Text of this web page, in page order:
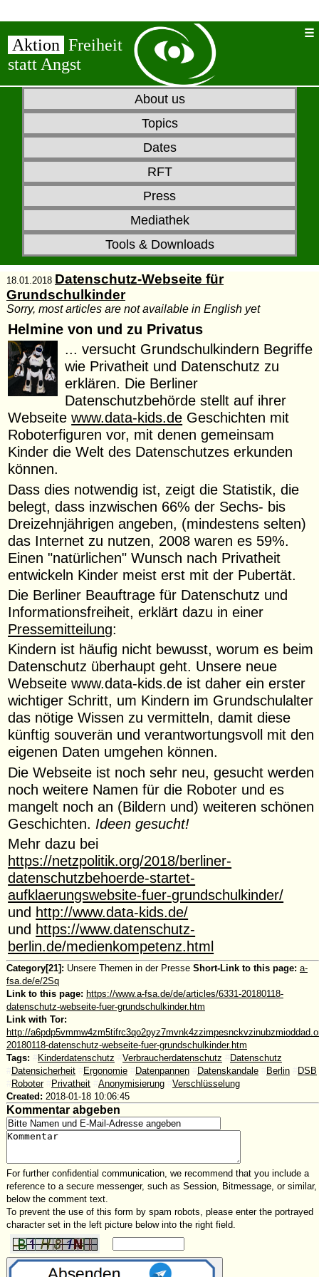
Aktion Freiheit
statt Angst
About us
Topics
Dates
RFT
Press
Mediathek
Tools & Downloads
18.01.2018 Datenschutz-Webseite für
Grundschulkinder
Sorry, most articles are not available in English yet
Helmine von und zu Privatus
... versucht Grundschulkindern Begriffe
wie Privatheit und Datenschutz zu
erklären. Die Berliner
Datenschutzbehörde stellt auf ihrer
Webseitewww.data-kids.de Geschichten mit
Roboterfiguren vor, mit denen gemeinsam
Kinder die Welt des Datenschutzes erkunden
können.
Dass dies notwendig ist, zeigt die Statistik, die
belegt, dass inzwischen 66% der Sechs- bis
Dreizehnjährigen angeben, (mindestens selten)
das Internet zu nutzen, 2008 waren es 59%.
Einen "natürlichen" Wunsch nach Privatheit
entwickeln Kinder meist erst mit der Pubertät.
Die Berliner Beauftrage für Datenschutz und
Informationsfreiheit, erklärt dazu in einer
Pressemitteilung:
Kindern ist häufig nicht bewusst, worum es beim
Datenschutz überhaupt geht. Unsere neue
Webseite www.data-kids.de ist daher ein erster
wichtiger Schritt, um Kindern im Grundschulalter
das nötige Wissen zu vermitteln, damit diese
künftig souverän und verantwortungsvoll mit den
eigenen Daten umgehen können.
Die Webseite ist noch sehr neu, gesucht werden
noch weitere Namen für die Roboter und es
mangelt noch an (Bildern und) weiteren schönen
Geschichten. Ideen gesucht!
Mehr dazu bei
https://netzpolitik.org/2018/berliner-
datenschutzbehoerde-startet-
aufklaerungswebsite-fuer-grundschulkinder/
und http://www.data-kids.de/
und https://www.datenschutz-
berlin.de/medienkompetenz.html
Category[21]: Unsere Themen in der Presse Short-Link to this page: a-
fsa.de/e/2Sq
Link to this page: https://www.a-fsa.de/de/articles/6331-20180118-
datenschutz-webseite-fuer-grundschulkinder.htm
Link with Tor:
http://
20180118-datenschutz-webseite-fuer-grundschulkinder.htm
Tags:
Kinderdatenschutz Verbraucherdatenschutz
Datenschutz
Datensicherheit Ergonomie Datenpannen Datenskandale Berlin
DSB
Roboter Privatheit Anonymisierung
Verschlüsselung
Created: 2018-01-18 10:06:45
Kommentar abgeben
For further confidential communication, we recommend that you include a
reference to a secure messenger, such as Session, Bitmessage, or similar,
below the comment text.
To prevent the use of this form by spam robots, please enter the portrayed
character set in the left picture below into the right field.